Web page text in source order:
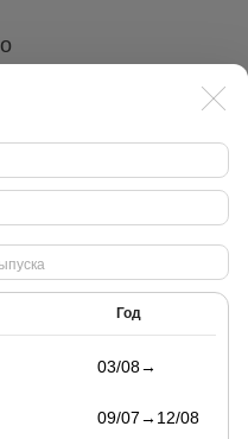
Год
03/08→
09/07→12/08